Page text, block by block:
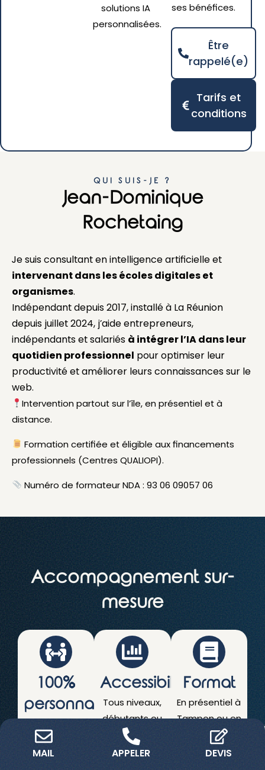
solutions IA
personnalisées.
ses bénéfices.
Être
rappelé(e)
Tarifs et
conditions
QUI SUIS-JE ?
Jean-Dominique
Rochetaing
Je suis consultant en intelligence artificielle et
intervenant dans les écoles digitales et
organismes.
Indépendant depuis 2017, installé à La Réunion
depuis juillet 2024, j’aide entrepreneurs,
indépendants et salariés à intégrer l’IA dans leur
quotidien professionnel pour optimiser leur
productivité et améliorer leurs connaissances sur le
web.
Intervention partout sur l’île, en présentiel et à
distance.
Formation certifiée et éligible aux financements
professionnels (Centres QUALIOPI).
Numéro de formateur NDA : 93 06 09057 06
Accompagnement sur-
mesure
100%
personnalisé
besoins et vos
objectifs.
Accessibilité
Tous niveaux,
débutants ou
confirmés.
Format
En présentiel à
Tampon ou en
ligne.
MAIL APPELER DEVIS